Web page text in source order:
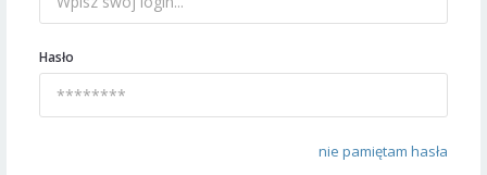
Hasło
nie pamiętam hasła